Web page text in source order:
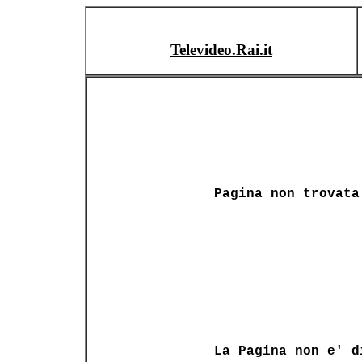
Televideo.Rai.it
Pagina non trovata
La Pagina non e'